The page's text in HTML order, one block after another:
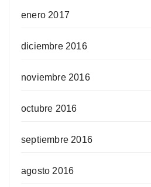
enero 2017
diciembre 2016
noviembre 2016
octubre 2016
septiembre 2016
agosto 2016